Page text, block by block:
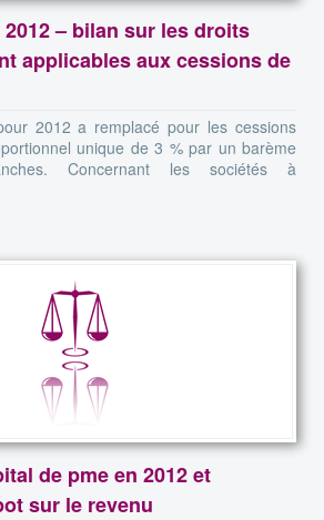
– bilan sur les droits
applicables aux cessions de
2012 a remplacé pour les cessions
unique de 3 % par un barème
Concernant les sociétés à
de pme en 2012 et
sur le revenu